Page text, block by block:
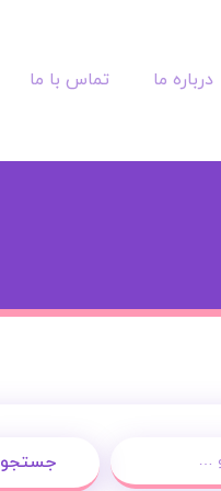
درباره ما تماس با ما
جستجو